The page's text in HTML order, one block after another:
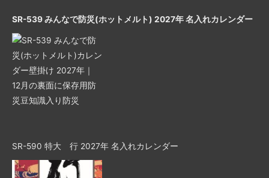
SR-539 みんなで防災(ホットメルト) 2027年 名入れカレンダー
SR-590 特大 行 2027年 名入れカレンダー